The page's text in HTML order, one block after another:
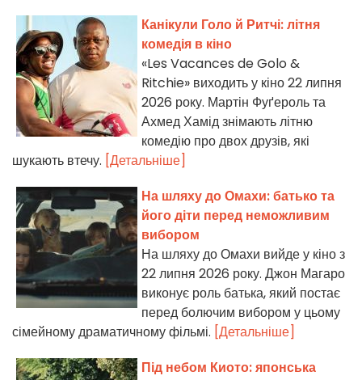
Канікули Голо й Ритчі: літня
комедія в кіно
«Les Vacances de Golo &
Ritchie» виходить у кіно 22 липня
2026 року. Мартін Фуґероль та
Ахмед Хамід знімають літню
комедію про двох друзів, які
шукають втечу. [Детальніше]
На шляху до Омахи: батько та
його діти перед неможливим
вибором
На шляху до Омахи вийде у кіно з
22 липня 2026 року. Джон Магаро
виконує роль батька, який постає
перед болючим вибором у цьому
сімейному драматичному фільмі. [Детальніше]
Під небом Киото: японська